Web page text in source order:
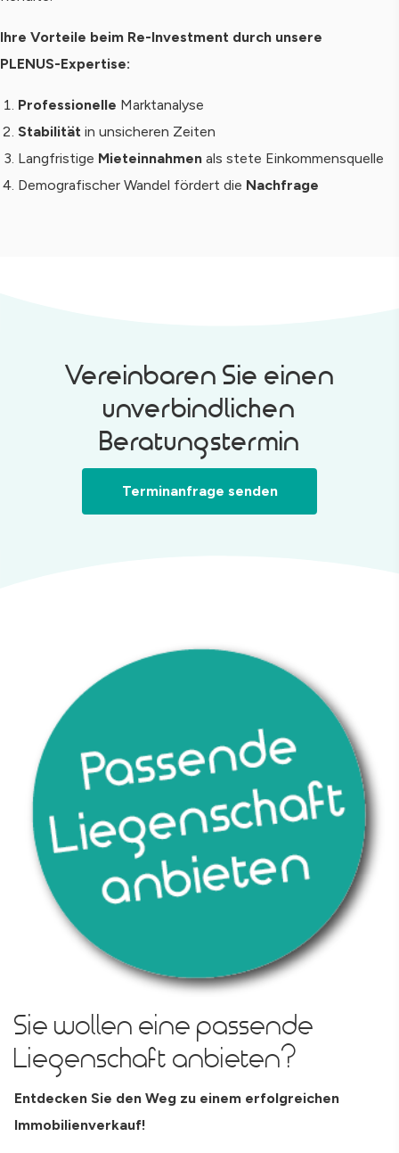
Ihre Vorteile beim Re-Investment durch unsere
PLENUS-Expertise:
Professionelle Marktanalyse
Stabilität in unsicheren Zeiten
Langfristige Mieteinnahmen als stete Einkommensquelle
Demografischer Wandel fördert die Nachfrage
Vereinbaren Sie einen
unverbindlichen
Beratungstermin
Terminanfrage senden
Sie wollen eine passende
Liegenschaft anbieten?
Entdecken Sie den Weg zu einem erfolgreichen
Immobilienverkauf!